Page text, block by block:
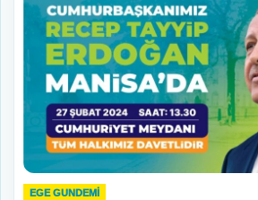
EGE GUNDEMİ